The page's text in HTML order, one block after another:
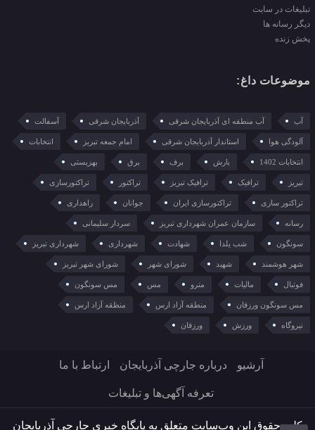
تبلیغات در سایت
دیگر رسانه ها
پخش زنده
موضوعات داغ:
آب آب منطقه ای آذربایجان شرقی آذربایجان شرقی آسفالت
آلودگی هوا استاندار آذربایجان شرقی امام جمعه تبریز انتخابات
انتخابات 1402 بارش برف برق بهزیستی
تبریز ترافیک ترافیک تبریز تراکتور تراکتورسازی
تراکتور سازی تراکتورسازی ایران جوانان راهداری
رسانه سازمان عمران شهرداری تبریز سردار سلیمانی
سونگون شب یلدا شهادت شهرداری شهرداری تبریز
شهر هوشمند شهید شورای شهر شورای شهر تبریز
فوتبال مالیات مترو مس مس سونگون
مس سونگون ورزقان منطقه آزاد ارس منظقه آزاد ارس
نیروگاه ورزش ورزقان
آرشیو درباره جارچی آذربایجان ارتباط با ما
تعرفه آگهی‌ها و تبلیغات
کلیه حقوق این وب‌سایت متعلق به پایگاه خبری جارچی آذربایجان